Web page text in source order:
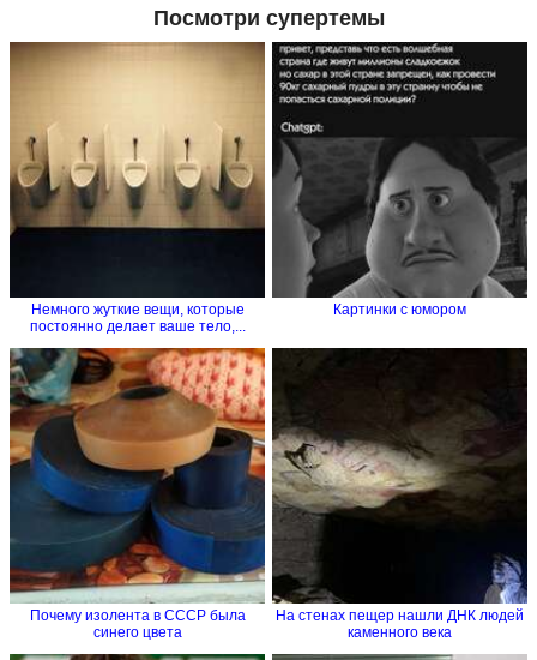
Посмотри супертемы
Немного жуткие вещи, которые
постоянно делает ваше тело,...
Картинки с юмором
Почему изолента в СССР была
синего цвета
На стенах пещер нашли ДНК людей
каменного века